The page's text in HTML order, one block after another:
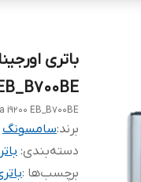
EB_B700BE
برند:سامسونگ
دسته‌بندی:
برچسب‌ها :